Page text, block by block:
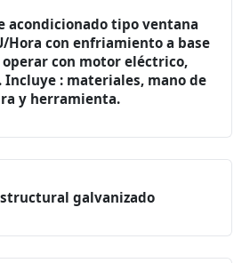
acondicionado tipo ventana
Hora con enfriamiento a base
operar con motor eléctrico,
Incluye : materiales, mano de
y herramienta.
galvanizado